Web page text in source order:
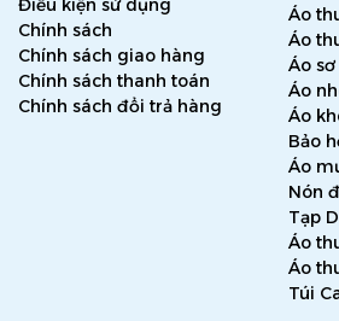
Điều kiện sử dụng
Chính sách
Chính sách giao hàng
Chính sách thanh toán
Chính sách đổi trả hàng
Áo
Áo
Áo
Áo
Áo
Bảo
Áo
Nón
Tạp
Áo
Áo
Túi